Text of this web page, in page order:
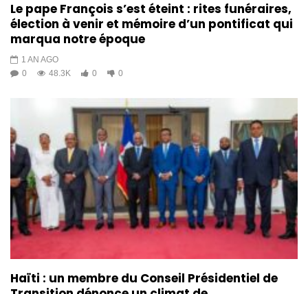
Le pape François s’est éteint : rites funéraires,
élection à venir et mémoire d’un pontificat qui
marqua notre époque
1 AN AGO
0
48.3K 0 0
Haïti : un membre du Conseil Présidentiel de